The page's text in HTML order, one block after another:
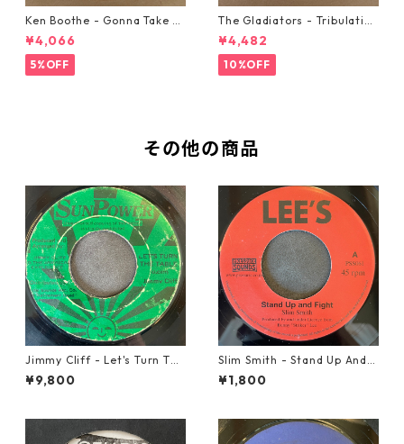
Ken Boothe - Gonna Take A
Miracle【7-21362】
¥4,066
5%OFF
The Gladiators - Tribulation
【7-21365】
¥4,482
10%OFF
その他の商品
Jimmy Cliff - Let's Turn The
Table【7-21999】
¥9,800
Slim Smith - Stand Up And F
ight 【7-21832】
¥1,800